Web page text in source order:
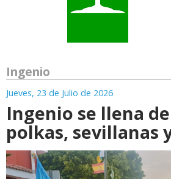
Ingenio
Jueves, 23 de Julio de 2026
Ingenio se llena
polkas, sevillanas